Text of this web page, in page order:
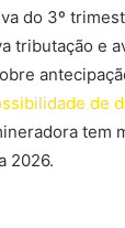
do 3º
tributação e
de
tem
2026.